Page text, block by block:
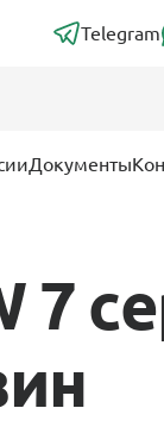
Telegram
Документы